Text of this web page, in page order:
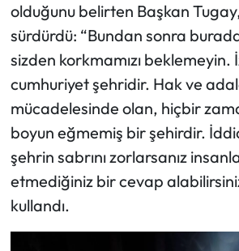
olduğunu belirten Başkan
sürdürdü: “Bundan sonra
sizden korkmamızı beklemeyin.
cumhuriyet şehridir. Hak ve
mücadelesinde olan, hiçbir
boyun eğmemiş bir şehirdir.
şehrin sabrını zorlarsanız
etmediğiniz bir cevap
kullandı.